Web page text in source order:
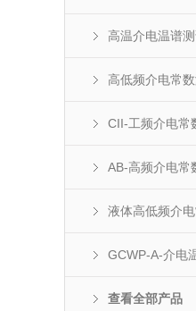
高温介电温谱
高低频介电常
CII-工频介电常
AB-高频介电常
液体高低频介
GCWP-A-介电
查看全部产品